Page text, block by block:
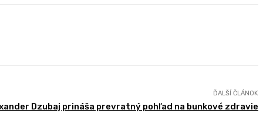
ĎALŠÍ ČLÁNOK
Dzubaj prináša prevratný pohľad na bunkové zdravie